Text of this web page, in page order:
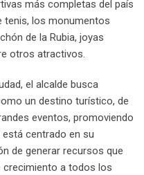
más completas del país
tenis, los monumentos
de la Rubia, joyas
otros atractivos.
el alcalde busca
un destino turístico, de
eventos, promoviendo
centrado en su
de generar recursos que
crecimiento a todos los